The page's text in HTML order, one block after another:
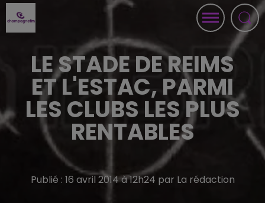
LE STADE DE REIMS
ET L'ESTAC, PARMI
LES CLUBS LES PLUS
RENTABLES
Publié : 16 avril 2014 à 12h24 par La rédaction